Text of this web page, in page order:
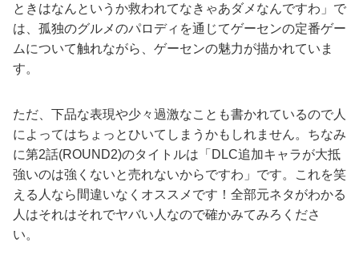
ときはなんというか救われてなきゃあダメなんですわ」で
は、孤独のグルメのパロディを通じてゲーセンの定番ゲー
ムについて触れながら、ゲーセンの魅力が描かれていま
す。
ただ、下品な表現や少々過激なことも書かれているので人
によってはちょっとひいてしまうかもしれません。ちなみ
に第2話(ROUND2)のタイトルは「DLC追加キャラが大抵
強いのは強くないと売れないからですわ」です。これを笑
える人なら間違いなくオススメです！全部元ネタがわかる
人はそれはそれでヤバい人なので確かみてみろくださ
い。